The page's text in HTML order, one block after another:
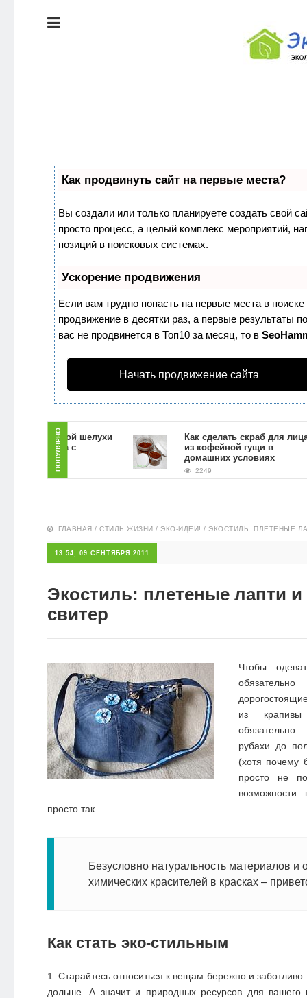
ЭКОЛОГИЯ
СТИЛЬ
ЖИЗНИ
ЭКОЛОГИЯ
КРАСОТА И
ЗДОРОВЬЕ
Как продвинуть сайт на первые места?
Вы создали или только планируете создать свой
просто процесс, а целый комплекс мероприятий,
позиций в поисковых системах.
Ускорение продвижения
Если вам трудно попасть на первые места в
продвижение в десятки раз, а первые результаты
вас не продвинется в Топ10 за месяц, то в
Начать продвижение сайта
ПОПУЛЯРНО
луковой шелухи
Как сделать скраб для лица
из кофейной гущи в
домашних условиях
2249
ГЛАВНАЯ /СТИЛЬ ЖИЗНИ / ЭКО-ИДЕИ! / ЭКОСТИЛЬ: ПЛЕТЕНЫЕ
13:54, 09 СЕНТЯБРЯ 2011
Экостиль: плетеные лапти
свитер
Чтобы
из
рубахи до
(хотя почему
просто не
просто так.
Безусловно натуральность материалов и
химических красителей в красках –
Как стать эко-стильным
Старайтесь относиться к вещам бережно и
дольше. А значит и природных ресурсов для вашего